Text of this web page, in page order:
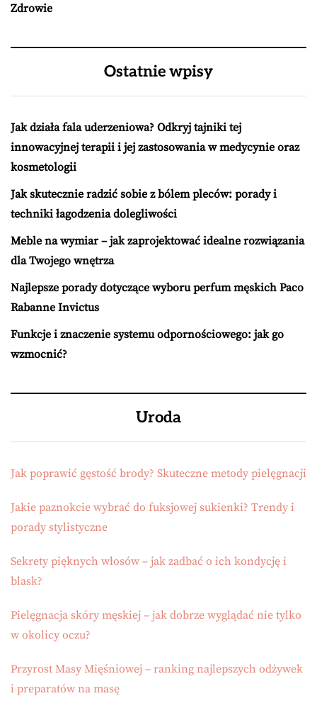
Zdrowie
Ostatnie wpisy
Jak działa fala uderzeniowa? Odkryj tajniki tej
innowacyjnej terapii i jej zastosowania w medycynie oraz
kosmetologii
Jak skutecznie radzić sobie z bólem pleców: porady i
techniki łagodzenia dolegliwości
Meble na wymiar – jak zaprojektować idealne rozwiązania
dla Twojego wnętrza
Najlepsze porady dotyczące wyboru perfum męskich Paco
Rabanne Invictus
Funkcje i znaczenie systemu odpornościowego: jak go
wzmocnić?
Uroda
Jak poprawić gęstość brody? Skuteczne metody pielęgnacji
Jakie paznokcie wybrać do fuksjowej sukienki? Trendy i
porady stylistyczne
Sekrety pięknych włosów – jak zadbać o ich kondycję i
blask?
Pielęgnacja skóry męskiej – jak dobrze wyglądać nie tylko
w okolicy oczu?
Przyrost Masy Mięśniowej – ranking najlepszych odżywek
i preparatów na masę